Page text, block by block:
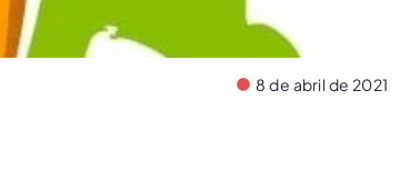
8 de abril de 2021